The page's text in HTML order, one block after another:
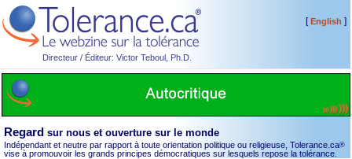
Directeur / Éditeur: Victor Teboul, Ph.D.
[English ]
Regard sur nous et ouverture sur le monde
Indépendant et neutre par rapport à toute orientation politique ou religieuse, Tolerance.ca®
vise à promouvoir les grands principes démocratiques sur lesquels repose la tolérance.